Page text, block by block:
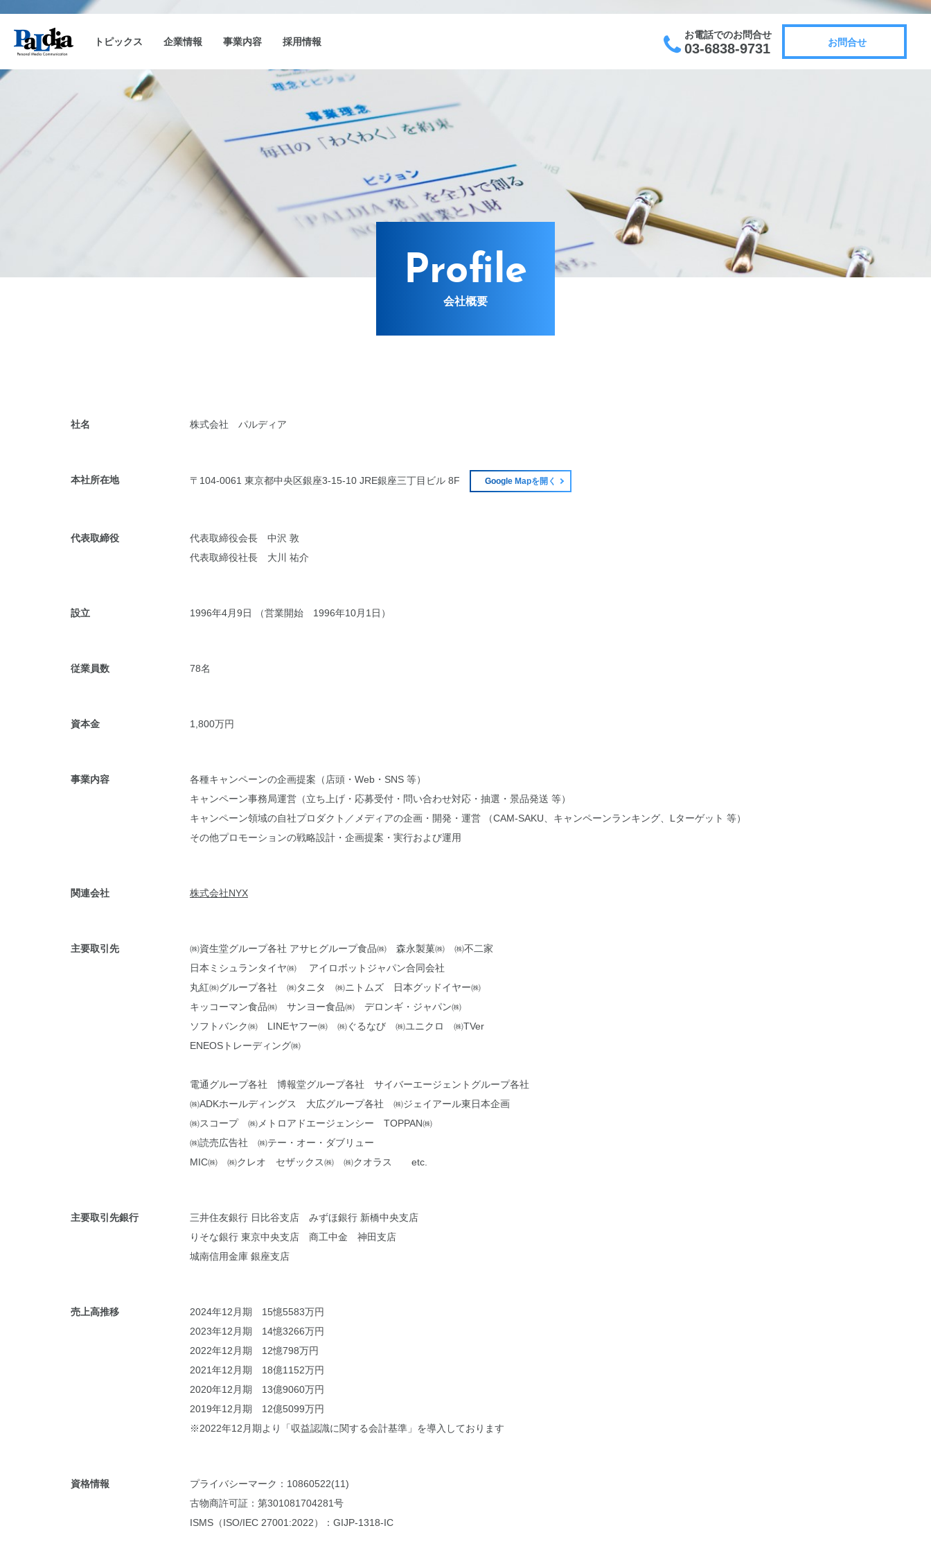
トピックス
企業理念 沿革
企業情報
キャンペーン事務局運用 CAM-SAKU
事業内容 採用情報 お問合せ
お電話でのお問合せ
03-6838-9731
Profile
会社概要
社名 株式会社 パルディア
本社所在地 〒104-0061 東京都中央区銀座3-15-10 JRE銀座三丁目ビル 8F Google Mapを開く
代表取締役
代表取締役会長 中沢 敦
代表取締役社長 大川 祐介
設立 1996年4月9日 （営業開始 1996年10月1日）
従業員数 78名
資本金 1,800万円
事業内容
各種キャンペーンの企画提案（店頭・Web・SNS 等）
キャンペーン事務局運営（立ち上げ・応募受付・問い合わせ対応・抽選・景品発送 等）
キャンペーン領域の自社プロダクト／メディアの企画・開発・運営 （CAM-SAKU、キャンペーンランキング、Lターゲット 等）
その他プロモーションの戦略設計・企画提案・実行および運用
関連会社 株式会社NYX
主要取引先
㈱資生堂グループ各社 アサヒグループ食品㈱ 森永製菓㈱ ㈱不二家
日本ミシュランタイヤ㈱ アイロボットジャパン合同会社
丸紅㈱グループ各社 ㈱タニタ ㈱ニトムズ 日本グッドイヤー㈱
キッコーマン食品㈱ サンヨー食品㈱ デロンギ・ジャパン㈱
ソフトバンク㈱ LINEヤフー㈱ ㈱ぐるなび ㈱ユニクロ ㈱TVer
ENEOSトレーディング㈱
電通グループ各社 博報堂グループ各社 サイバーエージェントグループ各社
㈱ADKホールディングス 大広グループ各社 ㈱ジェイアール東日本企画
㈱スコープ ㈱メトロアドエージェンシー TOPPAN㈱
㈱読売広告社 ㈱テー・オー・ダブリュー
MIC㈱ ㈱クレオ セザックス㈱ ㈱クオラス etc.
主要取引先銀行
三井住友銀行 日比谷支店 みずほ銀行 新橋中央支店
りそな銀行 東京中央支店 商工中金 神田支店
城南信用金庫 銀座支店
売上高推移
2024年12月期 15憶5583万円
2023年12月期 14憶3266万円
2022年12月期 12憶798万円
2021年12月期 18億1152万円
2020年12月期 13億9060万円
2019年12月期 12億5099万円
※2022年12月期より「収益認識に関する会計基準」を導入しております
資格情報
プライバシーマーク：10860522(11)
古物商許可証：第301081704281号
ISMS（ISO/IEC 27001:2022）：GIJP-1318-IC